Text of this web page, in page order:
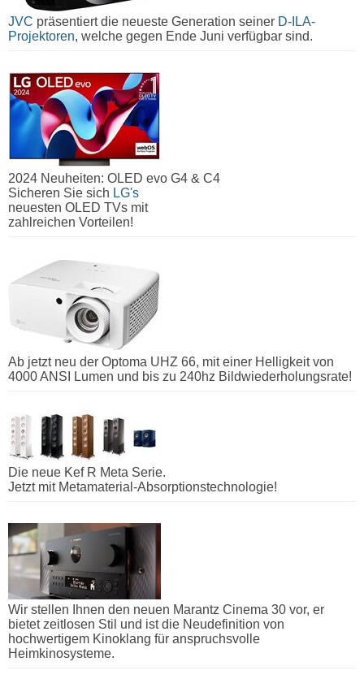
JVC präsentiert die neueste Generation seiner D-ILA-
Projektoren, welche gegen Ende Juni verfügbar sind.
2024 Neuheiten: OLED evo G4 & C4
Sicheren Sie sich LG's
neuesten OLED TVs mit
zahlreichen Vorteilen!
Ab jetzt neu der Optoma UHZ 66, mit einer Helligkeit von
4000 ANSI Lumen und bis zu 240hz Bildwiederholungsrate!
Die neue Kef R Meta Serie.
Jetzt mit Metamaterial-Absorptionstechnologie!
Wir stellen Ihnen den neuen Marantz Cinema 30 vor, er
bietet zeitlosen Stil und ist die Neudefinition von
hochwertigem Kinoklang für anspruchsvolle
Heimkinosysteme.